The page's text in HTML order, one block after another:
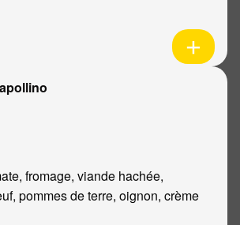
fromage, viande hachée,
pommes de terre, oignon, crème